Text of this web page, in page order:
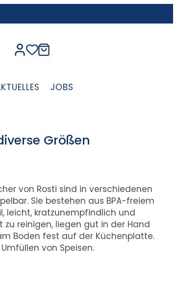
JOBS
Größen
von Rosti sind in verschiedenen
Sie bestehen aus BPA-freiem
leicht, kratzunempfindlich und
reinigen, liegen gut in der Hand
Boden fest auf der Küchenplatte.
von Speisen.